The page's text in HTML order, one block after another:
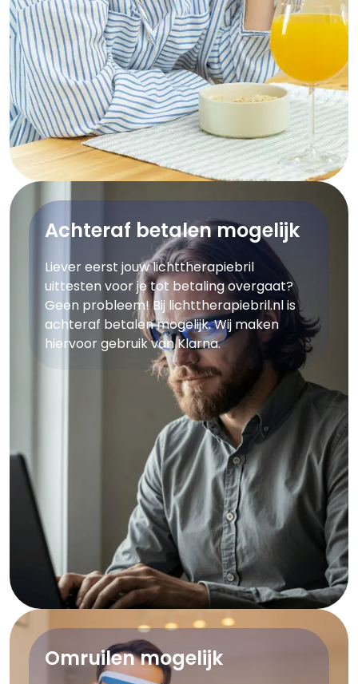
Achteraf betalen mogelijk
Liever eerst jouw lichttherapiebril
uittesten voor je tot betaling overgaat?
Geen probleem! Bij lichttherapiebril.nl is
achteraf betalen mogelijk. Wij maken
hiervoor gebruik van Klarna.
Omruilen mogelijk